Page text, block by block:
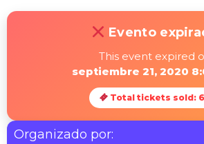
Evento
This event expired
septiembre 21, 2020
Total tickets sold:
Organizado por: